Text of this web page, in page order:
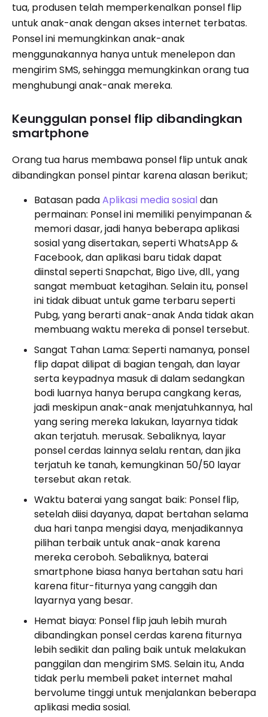
tua, produsen telah memperkenalkan ponsel flip
untuk anak-anak dengan akses internet terbatas.
Ponsel ini memungkinkan anak-anak
menggunakannya hanya untuk menelepon dan
mengirim SMS, sehingga memungkinkan orang tua
menghubungi anak-anak mereka.
Keunggulan ponsel flip dibandingkan
smartphone
Orang tua harus membawa ponsel flip untuk anak
dibandingkan ponsel pintar karena alasan berikut;
Batasan padaAplikasi media sosialdan
permainan: Ponsel ini memiliki penyimpanan &
memori dasar, jadi hanya beberapa aplikasi
sosial yang disertakan, seperti WhatsApp &
Facebook, dan aplikasi baru tidak dapat
diinstal seperti Snapchat, Bigo Live, dll., yang
sangat membuat ketagihan. Selain itu, ponsel
ini tidak dibuat untuk game terbaru seperti
Pubg, yang berarti anak-anak Anda tidak akan
membuang waktu mereka di ponsel tersebut.
Sangat Tahan Lama: Seperti namanya, ponsel
flip dapat dilipat di bagian tengah, dan layar
serta keypadnya masuk di dalam sedangkan
bodi luarnya hanya berupa cangkang keras,
jadi meskipun anak-anak menjatuhkannya, hal
yang sering mereka lakukan, layarnya tidak
akan terjatuh. merusak. Sebaliknya, layar
ponsel cerdas lainnya selalu rentan, dan jika
terjatuh ke tanah, kemungkinan 50/50 layar
tersebut akan retak.
Waktu baterai yang sangat baik: Ponsel flip,
setelah diisi dayanya, dapat bertahan selama
dua hari tanpa mengisi daya, menjadikannya
pilihan terbaik untuk anak-anak karena
mereka ceroboh. Sebaliknya, baterai
smartphone biasa hanya bertahan satu hari
karena fitur-fiturnya yang canggih dan
layarnya yang besar.
Hemat biaya: Ponsel flip jauh lebih murah
dibandingkan ponsel cerdas karena fiturnya
lebih sedikit dan paling baik untuk melakukan
panggilan dan mengirim SMS. Selain itu, Anda
tidak perlu membeli paket internet mahal
bervolume tinggi untuk menjalankan beberapa
aplikasi media sosial.